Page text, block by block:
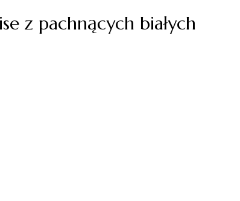
z pachnących białych